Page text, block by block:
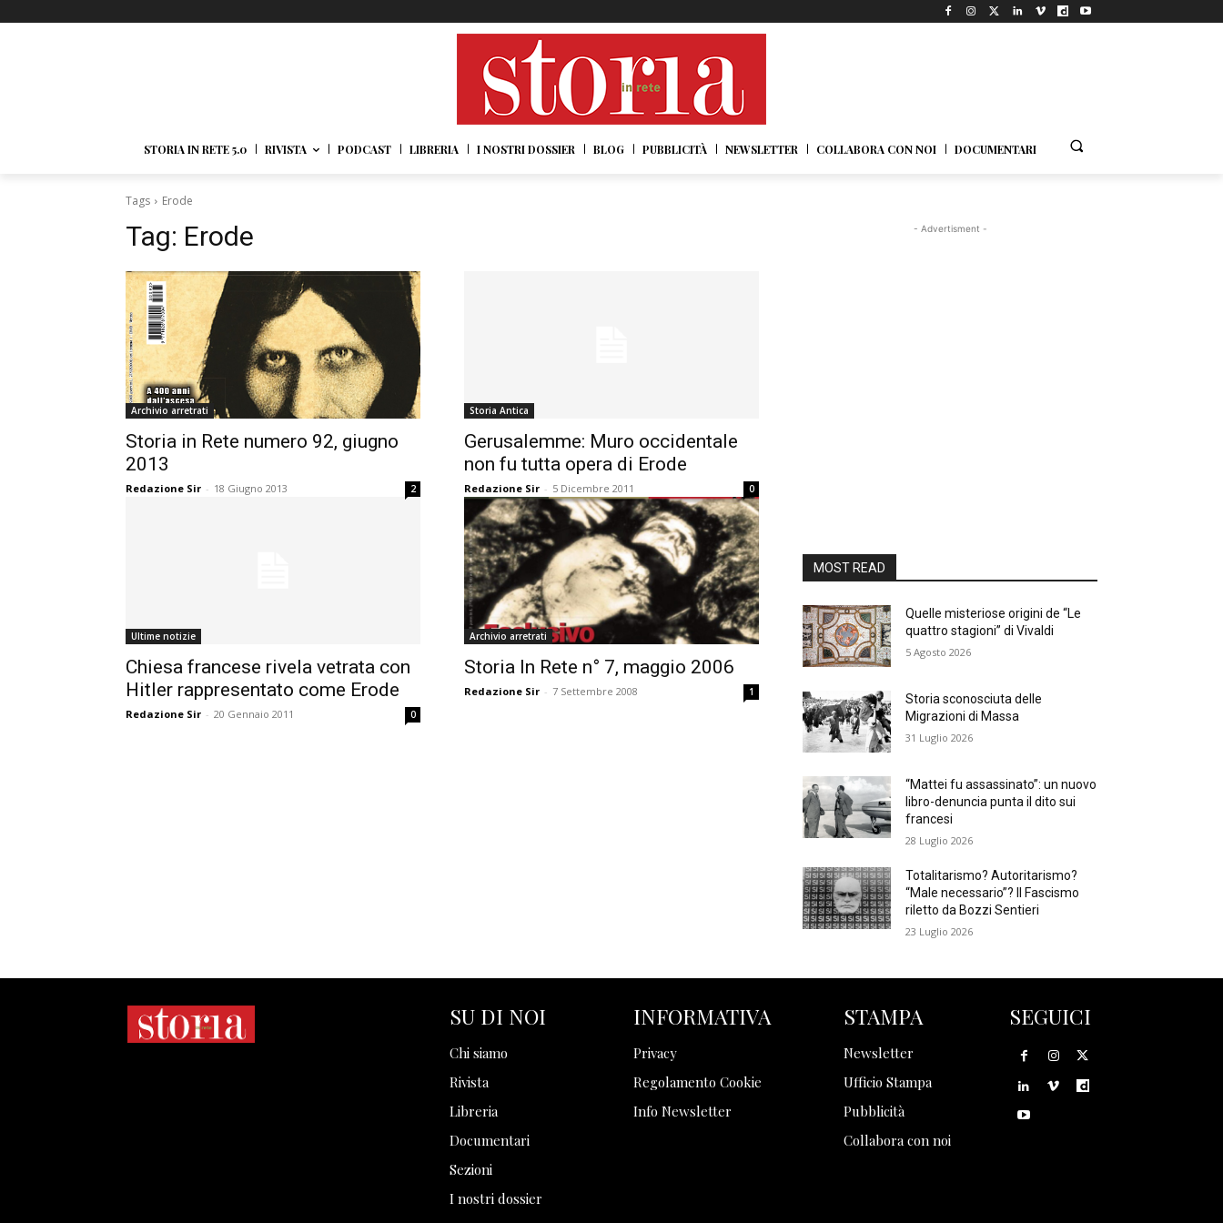
STORIA IN RETE 5.0 RIVISTA PODCAST LIBRERIA I NOSTRI DOSSIER BLOG PUBBLICITÀ NEWSLETTER COLLABORA CON NOI DOCUMENTARI
Tags Erode
Tag: Erode
Archivio arretrati
Storia in Rete numero 92, giugno
2013
Redazione Sir - 18 Giugno 2013 2
Storia Antica
Gerusalemme: Muro occidentale
non fu tutta opera di Erode
Redazione Sir - 5 Dicembre 2011 0
Ultime notizie
Chiesa francese rivela vetrata con
Hitler rappresentato come Erode
Redazione Sir - 20 Gennaio 2011 0
Archivio arretrati
Storia In Rete n° 7, maggio 2006
Redazione Sir - 7 Settembre 2008 1
- Advertisment -
MOST READ
Quelle misteriose origini de “Le
quattro stagioni” di Vivaldi
5 Agosto 2026
Storia sconosciuta delle
Migrazioni di Massa
31 Luglio 2026
“Mattei fu assassinato”: un nuovo
libro-denuncia punta il dito sui
francesi
28 Luglio 2026
Totalitarismo? Autoritarismo?
“Male necessario”? Il Fascismo
riletto da Bozzi Sentieri
23 Luglio 2026
SU DI NOI
Chi siamo
Rivista
Libreria
Documentari
Sezioni
I nostri dossier
INFORMATIVA
Privacy
Regolamento Cookie
Info Newsletter
STAMPA
Newsletter
Ufficio Stampa
Pubblicità
Collabora con noi
SEGUICI